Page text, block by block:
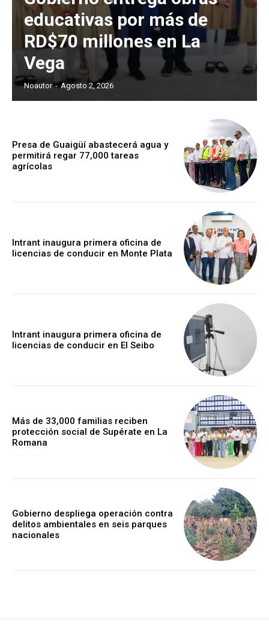
educativas por más de
RD$70 millones en La
Vega
Noautor - Agosto 2, 2026
Presa de Guaigüí abastecerá agua y
permitirá regar 77,000 tareas
agrícolas
Intrant inaugura primera oficina de
licencias de conducir en Monte Plata
Intrant inaugura primera oficina de
licencias de conducir en El Seibo
Más de 33,000 familias reciben
protección social de Supérate en La
Romana
Gobierno despliega operación contra
delitos ambientales en seis parques
nacionales